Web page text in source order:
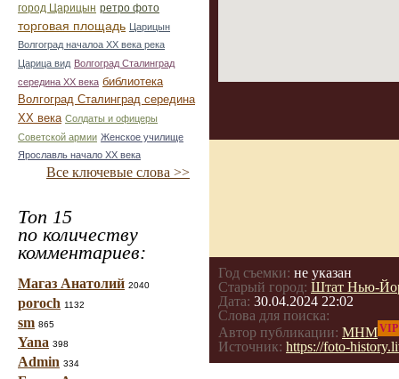
город Царицын ретро фото
торговая площадь Царицын
Волгоград началоа ХХ века река
Царица вид Волгоград Сталинград
середина ХХ века библиотека
Волгоград Сталинград середина
ХХ века Солдаты и офицеры
Советской армии Женское училище
Ярославль начало ХХ века
Все ключевые слова >>
Топ 15
по количеству
комментариев:
Магаз Анатолий 2040
poroch 1132
sm 865
Yana 398
Admin 334
Год съемки: не указан
Старый город: Штат Нью-
Дата: 30.04.2024 22:02
Слова для поиска:
Автор публикации: МНМVIP
Источник: https://foto-